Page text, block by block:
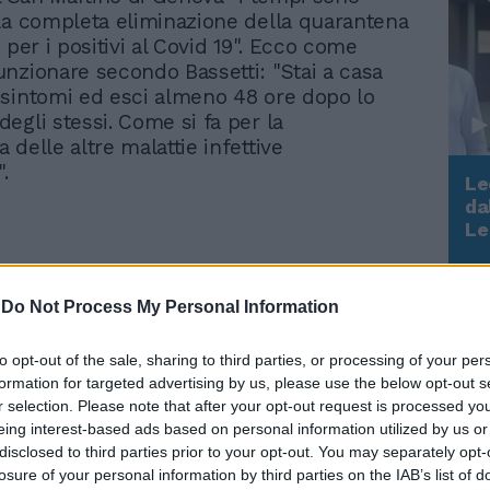
Do Not Process My Personal Information
opt-out of the sale, sharing to third parties, or processing of your
for targeted advertising by us, please use the below opt-out
selection. Please note that after your opt-out request is processed
interest-based ads based on personal information utilized by us
to third parties prior to your opt-out. You may separately
of your personal information by third parties on the IAB’s list of
completa eliminazione della quarantena
i positivi al Covid 19". Ecco come
secondo Bassetti: "Stai a casa
ed esci almeno 48 ore dopo lo
stessi. Come si fa per la
delle altre malattie infettive
la completa eliminazione della#quarantenaobbligatoria per i positivi al
cavalli di battaglia di Bassetti è l'inutilità
ai tamponi in questo preciso
"Oggi dobbiamo fare a meno dei
americana